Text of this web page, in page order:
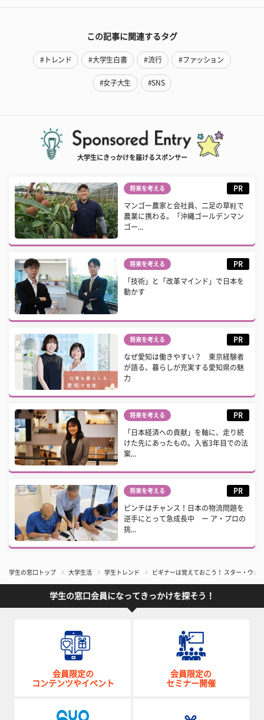
この記事に関連するタグ
#トレンド #大学生白書 #流行 #ファッション
#女子大生 #SNS
大学生にきっかけを届けるスポンサー
将来を考える PR
マンゴー農家と会社員、二足の草鞋で
農業に携わる。「沖縄ゴールデンマン
ゴー...
将来を考える PR
「技術」と「改革マインド」で日本を
動かす
将来を考える PR
なぜ愛知は働きやすい？ 東京経験者
が語る、暮らしが充実する愛知県の魅
力
将来を考える PR
「日本経済への貢献」を軸に、走り続
けた先にあったもの。入省3年目での法
案...
将来を考える PR
ピンチはチャンス！日本の物流問題を
逆手にとって急成長中 ー ア・プロの
挑...
学生の窓口トップ 大学生活 学生トレンド ビギナーは覚えておこう！ スター・ウォ
学生の窓口会員になってきっかけを探そう！
会員限定の
コンテンツやイベント
会員限定の
セミナー開催